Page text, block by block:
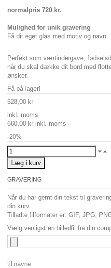
normalpris 720 kr.
Mulighed for unik gravering
Få dit eget glas med motiv og navn.
Perfekt som værtindergave,
når du skal dække dit bord med
ønsker.
Få på lager!
528,00 kr
inkl. moms
660,00 kr inkl. moms
-20%
Læg i kurv
GRAVERING
Når du har gemt din tekst til
din kurv.
Tilladte filformater er: GIF, JPG,
Vælg venligst en billedfil fra din
til navne